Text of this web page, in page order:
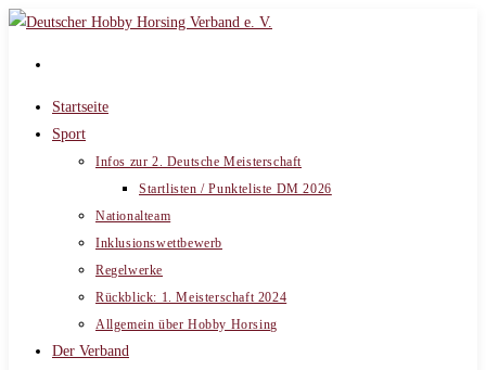
Zum
Startseite
Sport
Infos zur 2. Deutsche Meisterschaft
Startlisten / Punkteliste DM 2026
Nationalteam
Inklusionswettbewerb
Regelwerke
Rückblick: 1. Meisterschaft 2024
Allgemein über Hobby Horsing
Der Verband